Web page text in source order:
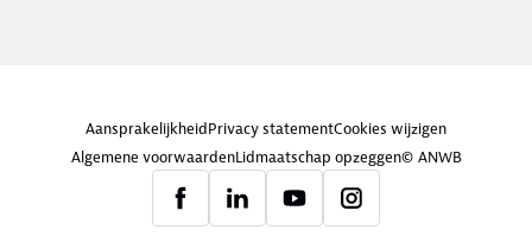
AansprakelijkheidPrivacy statementCookies wijzigen
Algemene voorwaardenLidmaatschap opzeggen© ANWB